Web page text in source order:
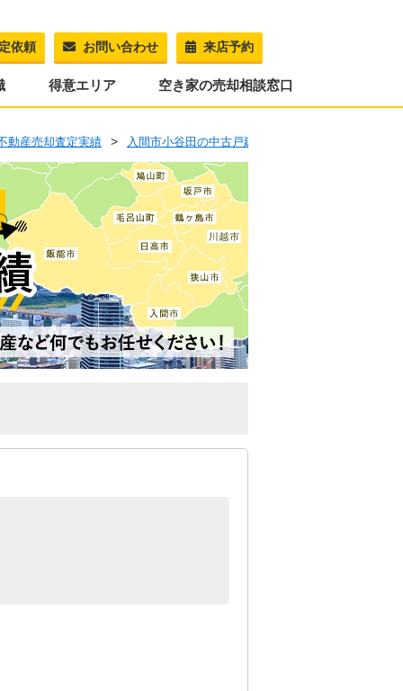
依頼 お問い合わせ 来店予約
得意エリア 空き家の売却相談窓口
動産売却査定実績 入間市小谷田の中古戸建売却査定実績